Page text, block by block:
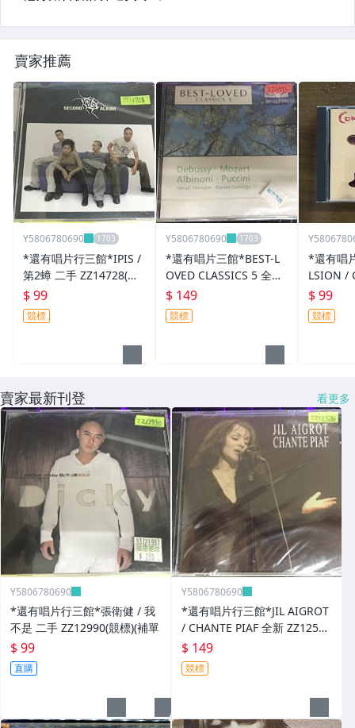
賣家推薦
Y5806780690
*還有唱片行三館*IPIS /
第2蟑 二手 ZZ14728(競
標)
$ 99
競標
Y5806780690
*還有唱片三館*BEST-L
OVED CLASSICS 5 全新
ZZ11773(需競標)
$ 149
競標
*還有唱
LSION /
二手
$ 99
競標
賣家最新刊登 看更多
Y5806780690
*還有唱片行三館*張衛健 / 我
不是 二手 ZZ12990(競標)(補單
$ 99
直購
Y5806780690
*還有唱片行三館*JIL AIGROT
/ CHANTE PIAF 全新 ZZ12526
(競標)
$ 149
競標